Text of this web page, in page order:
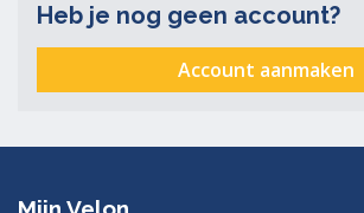
Heb je nog geen account?
Account aanmaken